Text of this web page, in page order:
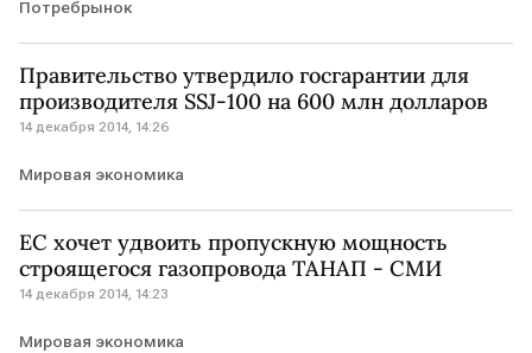
Потребрынок
Правительство утвердило госгарантии для
производителя SSJ-100 на 600 млн долларов
14 декабря 2014, 14:26
Мировая экономика
ЕС хочет удвоить пропускную мощность
строящегося газопровода ТАНАП - СМИ
14 декабря 2014, 14:23
Мировая экономика